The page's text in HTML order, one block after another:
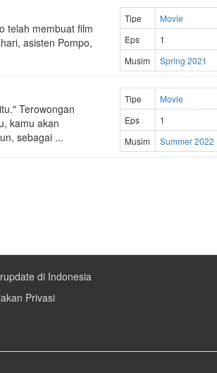
telah membuat film
asisten Pompo,
Tipe
Movie
Eps
1
Musim
Spring 2021
Terowongan
kamu akan
sebagai ...
Tipe
Movie
Eps
1
Musim
Summer 2022
di Indonesia
Privasi